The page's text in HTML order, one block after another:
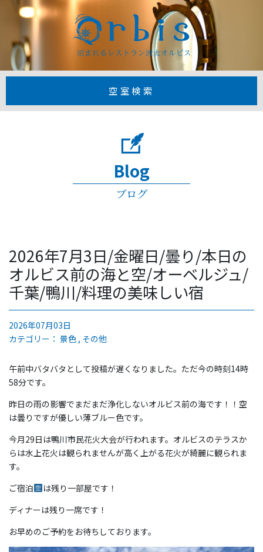
【公式】1日3
空室検索
Blog
ブログ
2026年7月3日/金曜日/曇り/本日の
オルビス前の海と空/オーベルジュ/
千葉/鴨川/料理の美味しい宿
2026年07月03日
カテゴリー： 景色 その他
午前中バタバタとして投稿が遅くなりました。ただ今の時刻14時
58分です。
昨日の雨の影響でまだまだ浄化しないオルビス前の海です！！空
は曇りですが優しい薄ブルー色です。
今月29日は鴨川市民花火大会が行われます。オルビスのテラスか
らは水上花火は観られませんが高く上がる花火が綺麗に観られま
す。
ご宿泊
は残り一部屋です！
ディナーは残り一席です！
お早めのご予約をお待ちしております。